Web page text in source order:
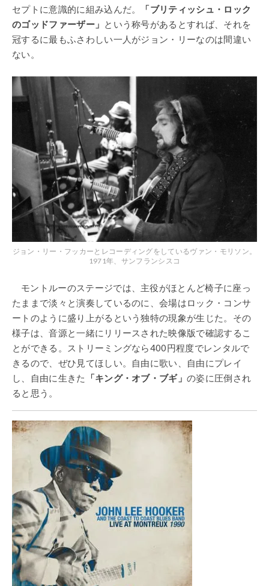
セプトに意識的に組み込んだ。
「ブリティッシュ・ロック
のゴッドファーザー」
という称号があるとすれば、それを
冠するに最もふさわしい一人がジョン・リーなのは間違い
ない。
ジョン・リー・フッカーとレコーディングをしているヴァン・モリソン。
1971年、サンフランシスコ
モントルーのステージでは、主役がほとんど椅子に座っ
たままで淡々と演奏しているのに、会場はロック・コンサ
ートのように盛り上がるという独特の現象が生じた。その
様子は、音源と一緒にリリースされた映像版で確認するこ
とができる。ストリーミングなら400円程度でレンタルで
きるので、ぜひ見てほしい。自由に歌い、自由にプレイ
し、自由に生きた
「キング・オブ・ブギ」の姿に圧倒され
ると思う。